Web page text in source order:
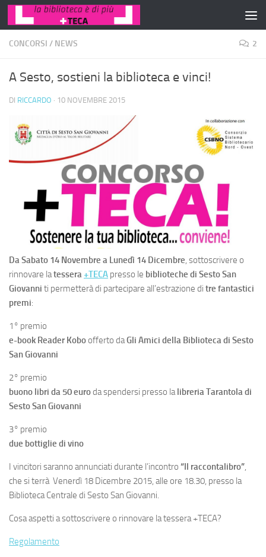
Salta al contenuto
CONCORSI / NEWS 2
A Sesto, sostieni la biblioteca e vinci!
DI RICCARDO · 10 NOVEMBRE 2015
Da Sabato 14 Novembre a Lunedì 14 Dicembre, sottoscrivere o
rinnovare latessera+TECA presso le biblioteche di Sesto San
Giovanni ti permetterà di partecipare all’estrazione di tre fantastici
premi:
1° premio
e-book Reader Koboofferto daGli Amici della Biblioteca di Sesto
San Giovanni
2° premio
buono libri da 50 euroda spendersi presso la libreria Tarantola di
Sesto San Giovanni
3° premio
due bottiglie di vino
I vincitori saranno annunciati durante l’incontro “Il raccontalibro”,
che si terrà Venerdì 18 Dicembre 2015, alle ore 18.30, presso la
Biblioteca Centrale di Sesto San Giovanni.
Cosa aspetti a sottoscrivere o rinnovare la tessera +TECA?
Regolamento